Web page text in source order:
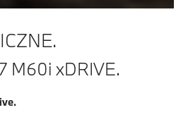
M60i xDRIVE.